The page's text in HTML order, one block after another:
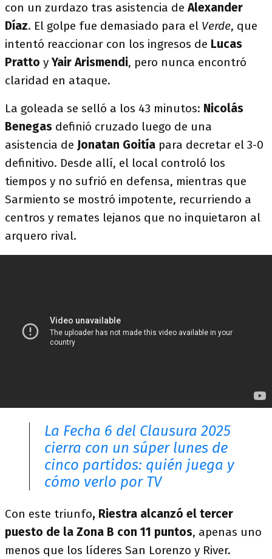
con un zurdazo tras asistencia de Alexander
Díaz. El golpe fue demasiado para el Verde, que
intentó reaccionar con los ingresos de Lucas
Pratto y Yair Arismendi, pero nunca encontró
claridad en ataque.
La goleada se selló a los 43 minutos: Nicolás
Benegas definió cruzado luego de una
asistencia de Jonatan Goitía para decretar el 3-0
definitivo. Desde allí, el local controló los
tiempos y no sufrió en defensa, mientras que
Sarmiento se mostró impotente, recurriendo a
centros y remates lejanos que no inquietaron al
arquero rival.
La Fecha 6 del Clausura 2025
cierra con un súper lunes de
cinco partidos: quién juega y
cómo verlo por TV
Con este triunfo, Riestra alcanzó el tercer
puesto de la Zona B con 11 puntos, apenas uno
menos que los líderes San Lorenzo y River.